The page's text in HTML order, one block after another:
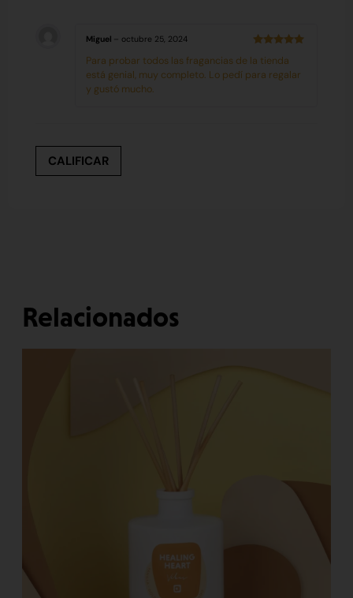
con5de 5
Miguel octubre 25, 2024
Para probar todos las fragancias de la tienda
está genial, muy completo. Lo pedí para regalar
y gustó mucho.
CALIFICAR
Relacionados